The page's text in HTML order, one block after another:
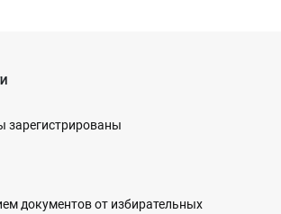
зарегистрированы
документов от избирательных